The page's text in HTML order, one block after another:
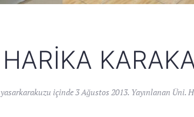
HARIKA
yasarkarakuzu içinde3 Ağustos 2013. Yayınlanan Üni.